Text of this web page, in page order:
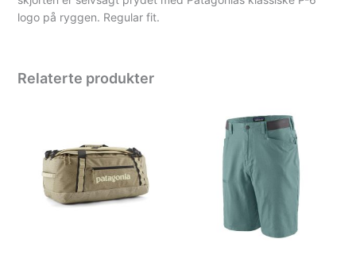
logo på ryggen. Regular fit.
Relaterte produkter